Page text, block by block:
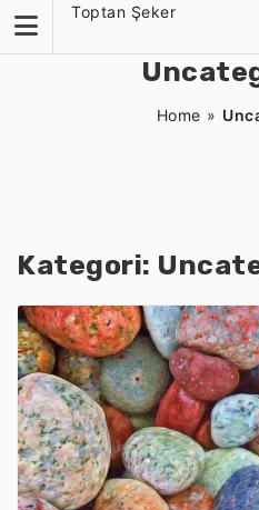
content
Toptan Şeker
Home »
Kategori: